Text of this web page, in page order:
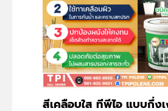
สีเคลือบใส ทีพีไอ แบบกึ่ง